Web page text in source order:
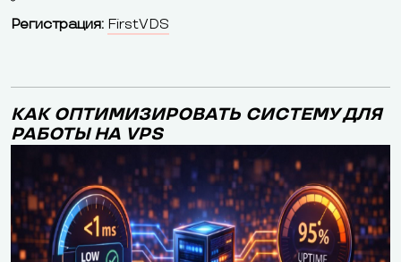
Регистрация: FirstVDS
КАК ОПТИМИЗИРОВАТЬ СИСТЕМУ ДЛЯ
РАБОТЫ НА VPS